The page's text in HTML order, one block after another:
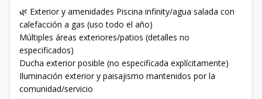
🌿 Exterior y amenidades Piscina infinity/agua salada con
calefacción a gas (uso todo el año)
Múltiples áreas exteriores/patios (detalles no
especificados)
Ducha exterior posible (no especificada explícitamente)
Iluminación exterior y paisajismo mantenidos por la
comunidad/servicio